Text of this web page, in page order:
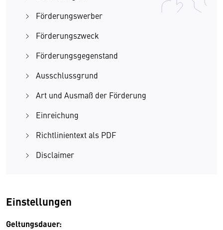
Förderungswerber
Förderungszweck
Förderungsgegenstand
Ausschlussgrund
Art und Ausmaß der Förderung
Einreichung
Richtlinientext als PDF
Disclaimer
Einstellungen
Geltungsdauer: